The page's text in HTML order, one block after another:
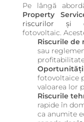
Pe lângă
Property
riscurilor și
fotovoltaic.
Riscurile de
sau
fotovoltaice
valoarea lor
Riscurile
rapide în
ca anumite